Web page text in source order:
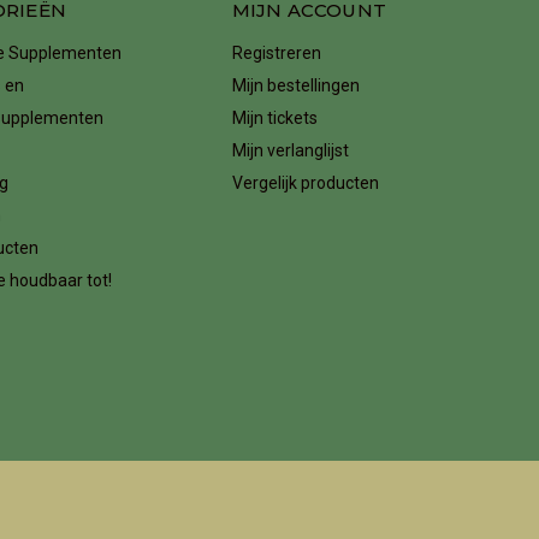
Supplementen
en
houdbaar tot!
MIJN ACCOUNT
Registreren
Mijn bestellingen
Mijn tickets
Mijn verlanglijst
Vergelijk producten